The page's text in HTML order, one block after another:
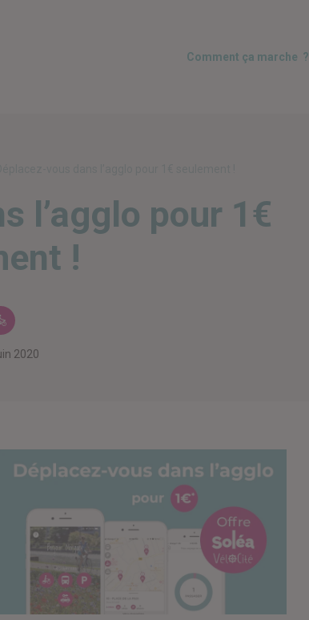
Comment ça marche ?
l’agglo pour 1€
!
transports en commun
Les vélos en libre-service
2020